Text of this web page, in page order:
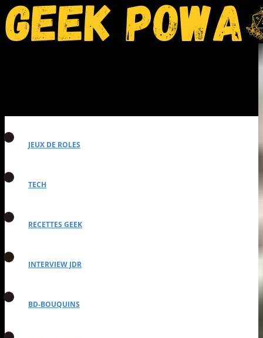
JEUX DE ROLES
TECH
RECETTES GEEK
INTERVIEW JDR
BD-BOUQUINS